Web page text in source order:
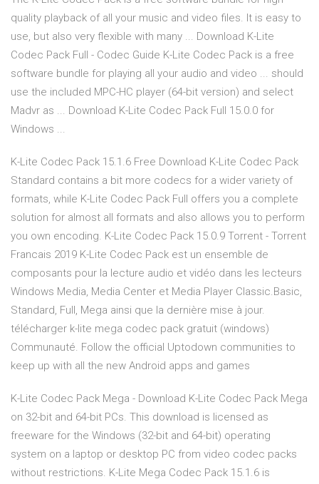
quality playback of all your music and video files. It is easy to
use, but also very flexible with many ... Download K-Lite
Codec Pack Full - Codec Guide K-Lite Codec Pack is a free
software bundle for playing all your audio and video ... should
use the included MPC-HC player (64-bit version) and select
Madvr as ... Download K-Lite Codec Pack Full 15.0.0 for
Windows ...
K-Lite Codec Pack 15.1.6 Free Download K-Lite Codec Pack
Standard contains a bit more codecs for a wider variety of
formats, while K-Lite Codec Pack Full offers you a complete
solution for almost all formats and also allows you to perform
you own encoding. K-Lite Codec Pack 15.0.9 Torrent - Torrent
Francais 2019 K-Lite Codec Pack est un ensemble de
composants pour la lecture audio et vidéo dans les lecteurs
Windows Media, Media Center et Media Player Classic.Basic,
Standard, Full, Mega ainsi que la dernière mise à jour.
télécharger k-lite mega codec pack gratuit (windows)
Communauté. Follow the official Uptodown communities to
keep up with all the new Android apps and games
K-Lite Codec Pack Mega - Download K-Lite Codec Pack Mega
on 32-bit and 64-bit PCs. This download is licensed as
freeware for the Windows (32-bit and 64-bit) operating
system on a laptop or desktop PC from video codec packs
without restrictions. K-Lite Mega Codec Pack 15.1.6 is